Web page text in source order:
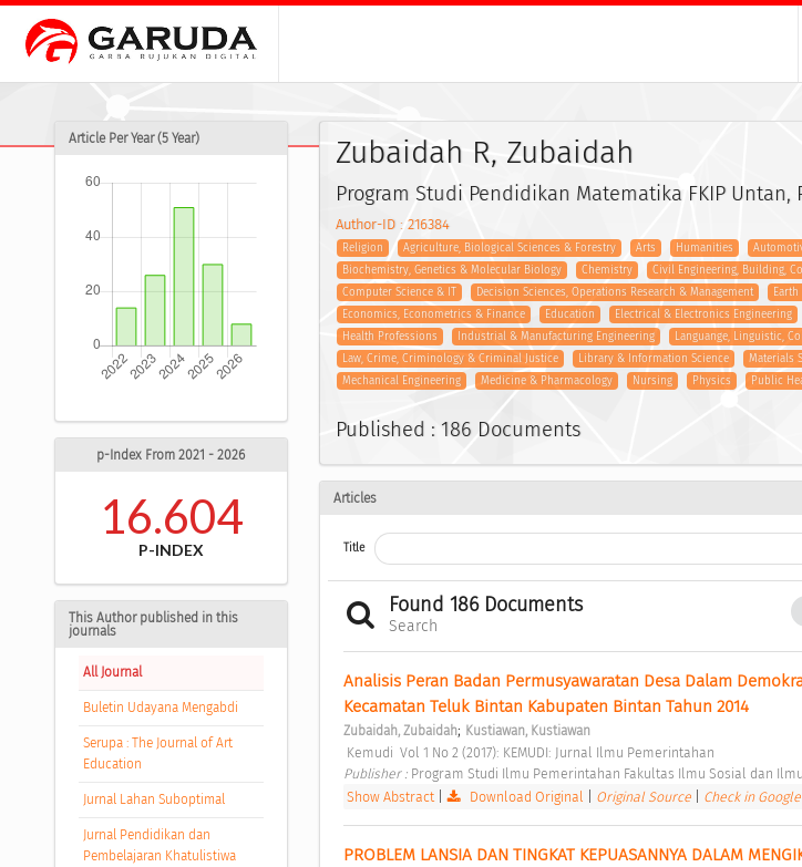
Article Per Year (5 Year)
p-Index From 2021 - 2026
16.604
P-INDEX
This Author published in this
journals
All Journal
Buletin Udayana Mengabdi
Serupa : The Journal of Art
Education
Jurnal Lahan Suboptimal
Jurnal Pendidikan dan
Pembelajaran Khatulistiwa
Zubaidah R, Zubaidah
Program Studi Pendidikan Matematika FKIP Untan,
Author-ID : 216384
Religion Agriculture, Biological Sciences & Forestry Arts Humanities
Biochemistry, Genetics & Molecular Biology
Chemistry
Civil Engineering, Building,
Computer Science & IT
Decision Sciences, Operations Research & Management
Economics, Econometrics & Finance
Education Electrical & Electronics Engineering
Health Professions
Industrial & Manufacturing Engineering
Languange, Linguistic,
Law, Crime, Criminology & Criminal Justice
Library & Information Science Materials
Mechanical Engineering
Medicine & Pharmacology Nursing Physics Public
Published : 186 Documents
Articles
Title
Found 186 Documents
Search
Analisis Peran Badan Permusyawaratan Desa Dalam
Kecamatan Teluk Bintan Kabupaten Bintan Tahun 2014
Zubaidah, Zubaidah; Kustiawan, Kustiawan
Kemudi  Vol 1 No 2 (2017): KEMUDI: Jurnal Ilmu Pemerintahan
Publisher : Program Studi Ilmu Pemerintahan Fakultas Ilmu Sosial dan
Show Abstract| Download Original Original Source Check in
PROBLEM LANSIA DAN TINGKAT KEPUASANNYA DALAM